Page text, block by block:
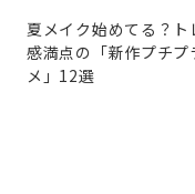
夏メイク始めてる？ト
感満点の「新作プチプ
メ」12選